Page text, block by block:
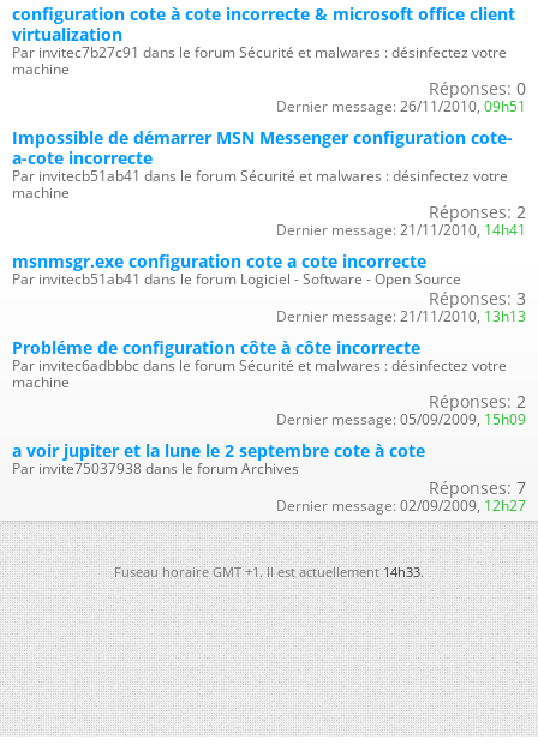
configuration cote à cote incorrecte & microsoft office client
virtualization
Par invitec7b27c91 dans le forum Sécurité et malwares : désinfectez votre
machine
Réponses: 0
Dernier message: 26/11/2010, 09h51
Impossible de démarrer MSN Messenger configuration cote-
a-cote incorrecte
Par invitecb51ab41 dans le forum Sécurité et malwares : désinfectez votre
machine
Réponses: 2
Dernier message: 21/11/2010, 14h41
msnmsgr.exe configuration cote a cote incorrecte
Par invitecb51ab41 dans le forum Logiciel - Software - Open Source
Réponses: 3
Dernier message: 21/11/2010, 13h13
Probléme de configuration côte à côte incorrecte
Par invitec6adbbbc dans le forum Sécurité et malwares : désinfectez votre
machine
Réponses: 2
Dernier message: 05/09/2009, 15h09
a voir jupiter et la lune le 2 septembre cote à cote
Par invite75037938 dans le forum Archives
Réponses: 7
Dernier message: 02/09/2009, 12h27
Fuseau horaire GMT +1. Il est actuellement14h33.